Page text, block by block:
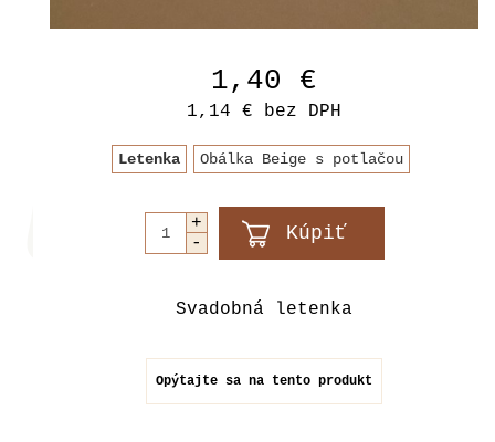
1,40 €
1,14 € bez DPH
Letenka Obálka Beige s potlačou
Svadobná letenka
Opýtajte sa na tento produkt